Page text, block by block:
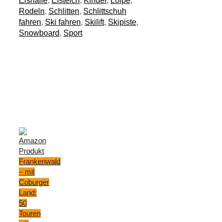
Rodeln, Schlitten, Schlittschuh
fahren, Ski fahren, Skilift, Skipiste,
Snowboard, Sport
Frankenwald
– mit
Coburger
Land:
50
Touren